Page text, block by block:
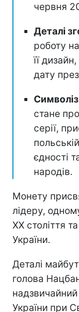
червня
Деталі
роботу
її
дату
стане
серії,
єдності
народів.
Монету
лідеру,
ХХ століття
України.
Деталі
голова
України при